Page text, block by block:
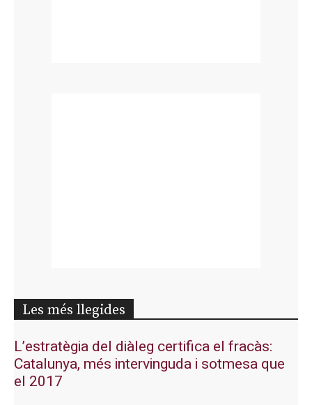
Les més llegides
L’estratègia del diàleg certifica el fracàs:
Catalunya, més intervinguda i sotmesa que
el 2017